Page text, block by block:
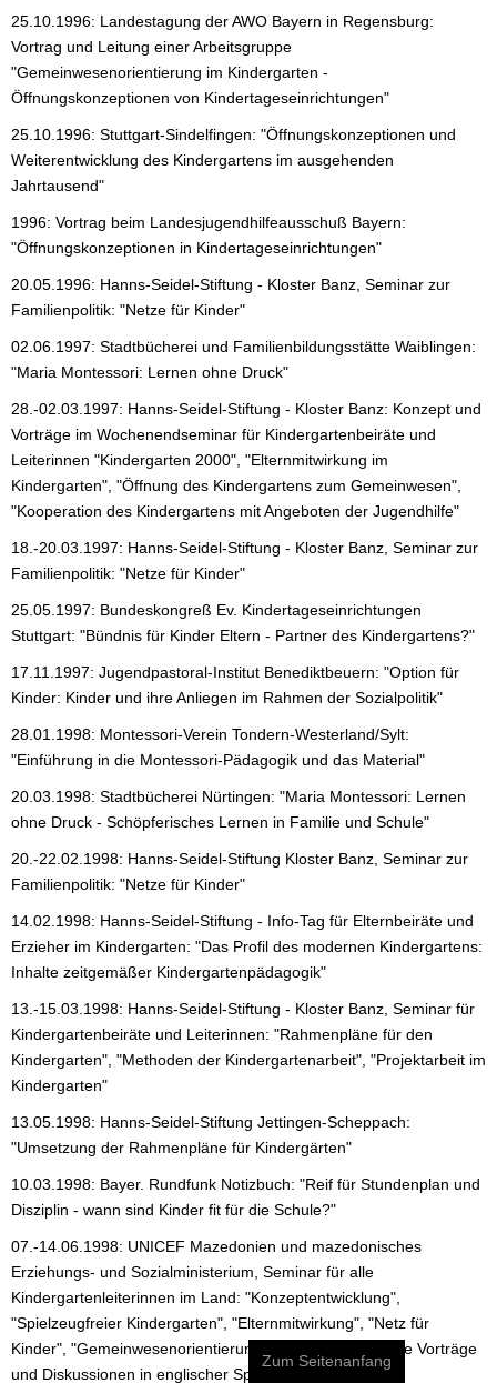
25.10.1996: Landestagung der AWO Bayern in Regensburg:
Vortrag und Leitung einer Arbeitsgruppe
"Gemeinwesenorientierung im Kindergarten -
Öffnungskonzeptionen von Kindertageseinrichtungen"
25.10.1996: Stuttgart-Sindelfingen: "Öffnungskonzeptionen und
Weiterentwicklung des Kindergartens im ausgehenden
Jahrtausend"
1996: Vortrag beim Landesjugendhilfeausschuß Bayern:
"Öffnungskonzeptionen in Kindertageseinrichtungen"
20.05.1996: Hanns-Seidel-Stiftung - Kloster Banz, Seminar zur
Familienpolitik: "Netze für Kinder"
02.06.1997: Stadtbücherei und Familienbildungsstätte Waiblingen:
"Maria Montessori: Lernen ohne Druck"
28.-02.03.1997: Hanns-Seidel-Stiftung - Kloster Banz: Konzept und
Vorträge im Wochenendseminar für Kindergartenbeiräte und
Leiterinnen "Kindergarten 2000", "Elternmitwirkung im
Kindergarten", "Öffnung des Kindergartens zum Gemeinwesen",
"Kooperation des Kindergartens mit Angeboten der Jugendhilfe"
18.-20.03.1997: Hanns-Seidel-Stiftung - Kloster Banz, Seminar zur
Familienpolitik: "Netze für Kinder"
25.05.1997: Bundeskongreß Ev. Kindertageseinrichtungen
Stuttgart: "Bündnis für Kinder Eltern - Partner des Kindergartens?"
17.11.1997: Jugendpastoral-Institut Benediktbeuern: "Option für
Kinder: Kinder und ihre Anliegen im Rahmen der Sozialpolitik"
28.01.1998: Montessori-Verein Tondern-Westerland/Sylt:
"Einführung in die Montessori-Pädagogik und das Material"
20.03.1998: Stadtbücherei Nürtingen: "Maria Montessori: Lernen
ohne Druck - Schöpferisches Lernen in Familie und Schule"
20.-22.02.1998: Hanns-Seidel-Stiftung Kloster Banz, Seminar zur
Familienpolitik: "Netze für Kinder"
14.02.1998: Hanns-Seidel-Stiftung - Info-Tag für Elternbeiräte und
Erzieher im Kindergarten: "Das Profil des modernen Kindergartens:
Inhalte zeitgemäßer Kindergartenpädagogik"
13.-15.03.1998: Hanns-Seidel-Stiftung - Kloster Banz, Seminar für
Kindergartenbeiräte und Leiterinnen: "Rahmenpläne für den
Kindergarten", "Methoden der Kindergartenarbeit", "Projektarbeit im
Kindergarten"
13.05.1998: Hanns-Seidel-Stiftung Jettingen-Scheppach:
"Umsetzung der Rahmenpläne für Kindergärten"
10.03.1998: Bayer. Rundfunk Notizbuch: "Reif für Stundenplan und
Disziplin - wann sind Kinder fit für die Schule?"
07.-14.06.1998: UNICEF Mazedonien und mazedonisches
Erziehungs- und Sozialministerium, Seminar für alle
Kindergartenleiterinnen im Land: "Konzeptentwicklung",
"Spielzeugfreier Kindergarten", "Elternmitwirkung", "Netz für
Kinder", "Gemeinwesenorientierung und Integration" (alle Vorträge
und Diskussionen in englischer Sprache)
Zum Seitenanfang